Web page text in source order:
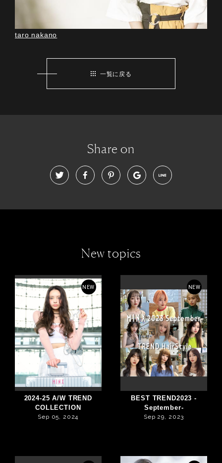
taro nakano
一覧に戻る
Share on
New topics
NEW
2024-25 A/W TREND
COLLECTION
Sep 05, 2024
NEW
BEST TREND2023 -
September-
Sep 29, 2023